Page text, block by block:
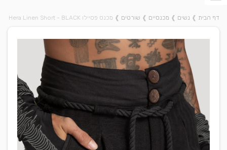
דף הבית ❱ נשים ❱ מכנסיים ❱ שורטים ❱ מכנס פסיילו Hera Linen Short - BLACK